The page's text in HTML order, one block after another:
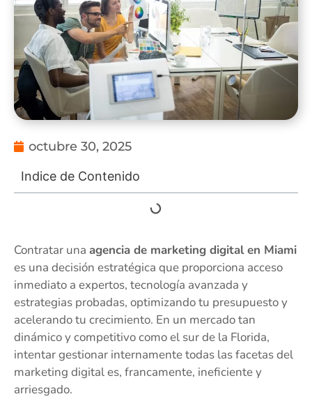
octubre 30, 2025
Indice de Contenido
Contratar una agencia de marketing digital en Miami
es una decisión estratégica que proporciona acceso
inmediato a expertos, tecnología avanzada y
estrategias probadas, optimizando tu presupuesto y
acelerando tu crecimiento. En un mercado tan
dinámico y competitivo como el sur de la Florida,
intentar gestionar internamente todas las facetas del
marketing digital es, francamente, ineficiente y
arriesgado.